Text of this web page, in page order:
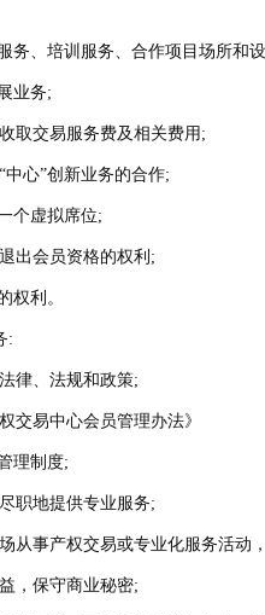
务、培训服务、合作项目场所
业务;
取交易服务费及相关费用;
中心”创新业务的合作;
个虚拟席位;
出会员资格的权利;
权利。
:
律、法规和政策;
交易中心会员管理办法》
理制度;
职地提供专业服务;
从事产权交易或专业化服务活动
，保守商业秘密;